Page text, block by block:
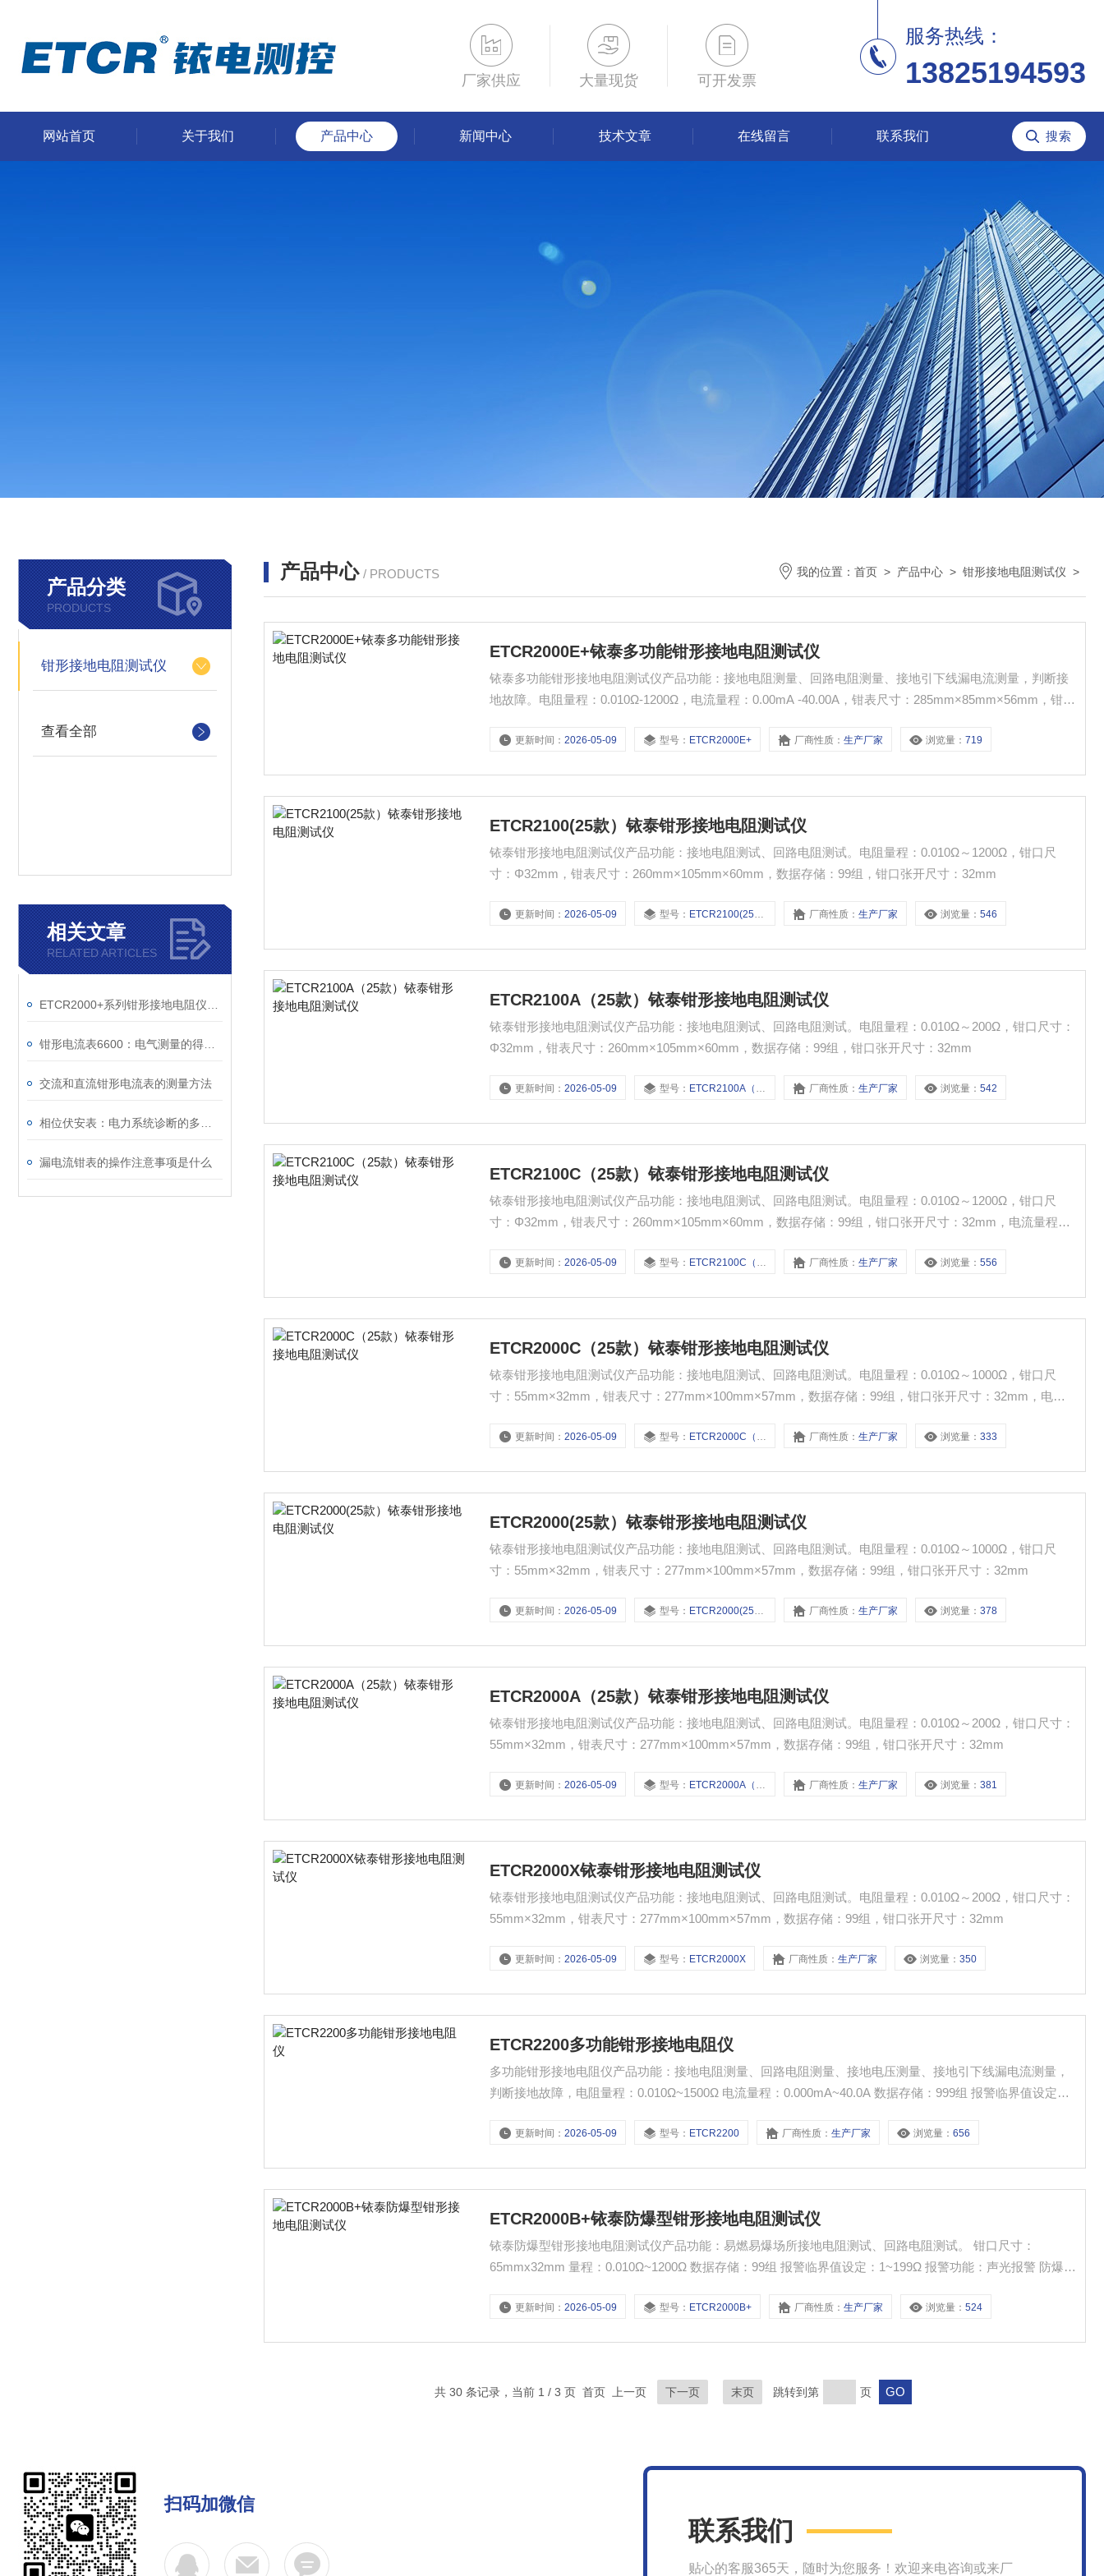
厂家供应 大量现货 可开发票
服务热线：
13825194593
网站首页 关于我们 产品中心 新闻中心 技术文章 在线留言 联系我们
产品分类
PRODUCTS
钳形接地电阻测试仪
查看全部
相关文章
RELATED ARTICLES
交流和直流钳形电流表的测量方法
漏电流钳表的操作注意事项是什么
产品中心 / PRODUCTS 我的位置： 首页 > 产品中心 > 钳形接地电阻测试仪 >
ETCR2000E+铱泰多功能钳形接地电阻测试仪
铱泰多功能钳形接地电阻测试仪产品功能：接地电阻测量、回路电阻测量、接地引下线漏电流测量，判断接
地故障。电阻量程：0.010Ω-1200Ω，电流量程：0.00mA -40.00A，钳表尺寸：285mm×85mm×56mm，钳口
更新时间：2026-05-09 型号： ETCR2000E+ 厂商性质：生产厂家 浏览量：719
ETCR2100(25款）铱泰钳形接地电阻测试仪
铱泰钳形接地电阻测试仪产品功能：接地电阻测试、回路电阻测试。电阻量程：0.010Ω～1200Ω，钳口尺
寸：Φ32mm，钳表尺寸：260mm×105mm×60mm，数据存储：99组，钳口张开尺寸：32mm
更新时间：2026-05-09 型号： ETCR2100(25款） 厂商性质：生产厂家 浏览量：546
ETCR2100A（25款）铱泰钳形接地电阻测试仪
铱泰钳形接地电阻测试仪产品功能：接地电阻测试、回路电阻测试。电阻量程：0.010Ω～200Ω，钳口尺寸：
Φ32mm，钳表尺寸：260mm×105mm×60mm，数据存储：99组，钳口张开尺寸：32mm
更新时间：2026-05-09 型号： ETCR2100A（25款） 厂商性质：生产厂家 浏览量：542
ETCR2100C（25款）铱泰钳形接地电阻测试仪
铱泰钳形接地电阻测试仪产品功能：接地电阻测试、回路电阻测试。电阻量程：0.010Ω～1200Ω，钳口尺
寸：Φ32mm，钳表尺寸：260mm×105mm×60mm，数据存储：99组，钳口张开尺寸：32mm，电流量程：
更新时间：2026-05-09 型号： ETCR2100C（25款） 厂商性质：生产厂家 浏览量：556
ETCR2000C（25款）铱泰钳形接地电阻测试仪
铱泰钳形接地电阻测试仪产品功能：接地电阻测试、回路电阻测试。电阻量程：0.010Ω～1000Ω，钳口尺
寸：55mm×32mm，钳表尺寸：277mm×100mm×57mm，数据存储：99组，钳口张开尺寸：32mm，电流
更新时间：2026-05-09 型号： ETCR2000C（25款） 厂商性质：生产厂家 浏览量：333
ETCR2000(25款）铱泰钳形接地电阻测试仪
铱泰钳形接地电阻测试仪产品功能：接地电阻测试、回路电阻测试。电阻量程：0.010Ω～1000Ω，钳口尺
寸：55mm×32mm，钳表尺寸：277mm×100mm×57mm，数据存储：99组，钳口张开尺寸：32mm
更新时间：2026-05-09 型号： ETCR2000(25款） 厂商性质：生产厂家 浏览量：378
ETCR2000A（25款）铱泰钳形接地电阻测试仪
铱泰钳形接地电阻测试仪产品功能：接地电阻测试、回路电阻测试。电阻量程：0.010Ω～200Ω，钳口尺寸：
55mm×32mm，钳表尺寸：277mm×100mm×57mm，数据存储：99组，钳口张开尺寸：32mm
更新时间：2026-05-09 型号： ETCR2000A（25款） 厂商性质：生产厂家 浏览量：381
ETCR2000X铱泰钳形接地电阻测试仪
铱泰钳形接地电阻测试仪产品功能：接地电阻测试、回路电阻测试。电阻量程：0.010Ω～200Ω，钳口尺寸：
55mm×32mm，钳表尺寸：277mm×100mm×57mm，数据存储：99组，钳口张开尺寸：32mm
更新时间：2026-05-09 型号： ETCR2000X 厂商性质：生产厂家 浏览量：350
ETCR2200多功能钳形接地电阻仪
多功能钳形接地电阻仪产品功能：接地电阻测量、回路电阻测量、接地电压测量、接地引下线漏电流测量，
判断接地故障，电阻量程：0.010Ω~1500Ω 电流量程：0.000mA~40.0A 数据存储：999组 报警临界值设定：
CPA 2016E119-44
更新时间：2026-05-09 型号： ETCR2200 厂商性质：生产厂家 浏览量：656
ETCR2000B+铱泰防爆型钳形接地电阻测试仪
铱泰防爆型钳形接地电阻测试仪产品功能：易燃易爆场所接地电阻测试、回路电阻测试。 钳口尺寸：
65mmx32mm 量程：0.010Ω~1200Ω 数据存储：99组 报警临界值设定：1~199Ω 报警功能：声光报警 防爆标
更新时间：2026-05-09 型号： ETCR2000B+ 厂商性质：生产厂家 浏览量：524
共 30 条记录，当前 1 / 3 页 首页 上一页 下一页 末页 跳转到第 页
扫码加微信
联系我们
贴心的客服365天，随时为您服务！欢迎来电咨询或来厂